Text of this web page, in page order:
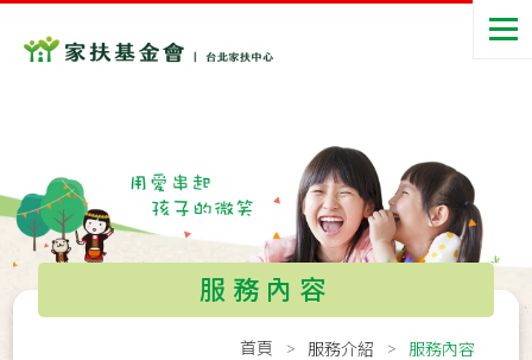
服務內容
首頁 服務介紹 服務內容